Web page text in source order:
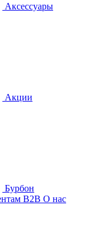
Аксессуары
Акции
Бурбон
B2B О нас